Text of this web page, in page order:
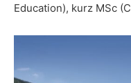
Education), kurz MSc